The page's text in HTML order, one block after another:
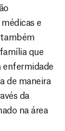
e
que
enfermidade
de maneira
da
na área